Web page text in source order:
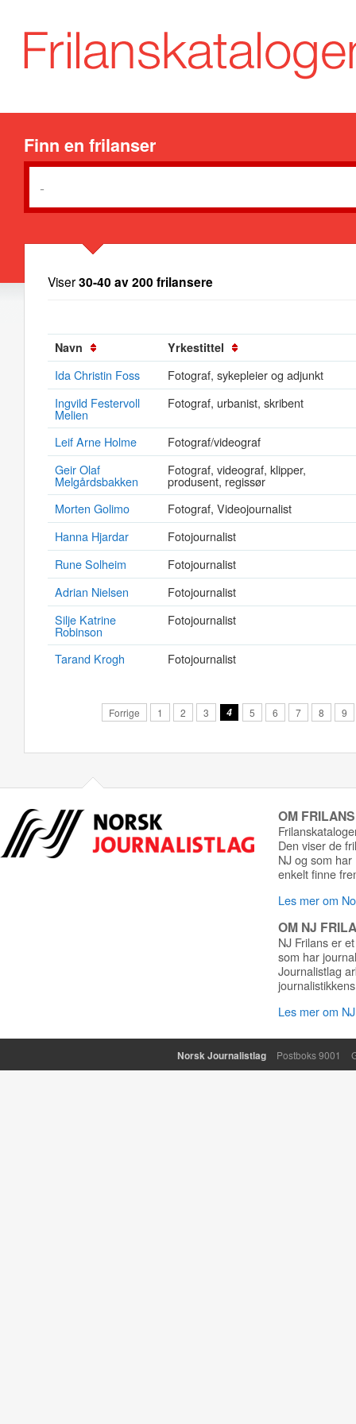
Finn en frilanser
Viser30-40 av 200 frilansere
Navn Yrkestittel
Ida Christin Foss
Fotograf, sykepleier og adjunkt
Ingvild Festervoll
Melien
Fotograf, urbanist, skribent
Leif Arne Holme
Fotograf/videograf
Geir Olaf
Melgårdsbakken
Fotograf, videograf, klipper,
produsent, regissør
Morten Golimo
Fotograf, Videojournalist
Hanna Hjardar
Fotojournalist
Rune Solheim
Fotojournalist
Adrian Nielsen
Fotojournalist
Silje Katrine
Robinson
Fotojournalist
Tarand Krogh Fotojournalist
Forrige 1 2 3 4 5 6 7 8 9
OM
Den viser de
NJ og som
enkelt finne
Les mer om
OM NJ
NJ Frilans er
som har
Journalistlag
Les mer om
Norsk Journalistlag Postboks 9001